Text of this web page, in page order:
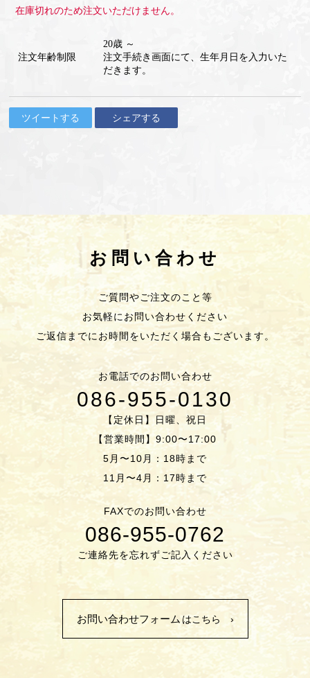
在庫切れのため注文いただけません。
注文年齢制限
20歳 ～
注文手続き画面にて、生年月日を入力いた
だきます。
ツイートする シェアする
お問い合わせ
ご質問やご注文のこと等
お気軽にお問い合わせください
ご返信までにお時間をいただく場合もございます。
お電話でのお問い合わせ
086-955-0130
【定休日】日曜、祝日
【営業時間】9:00〜17:00
5月〜10月：18時まで
11月〜4月：17時まで
FAXでのお問い合わせ
086-955-0762
ご連絡先を忘れずご記入ください
お問い合わせフォーム はこちら ›